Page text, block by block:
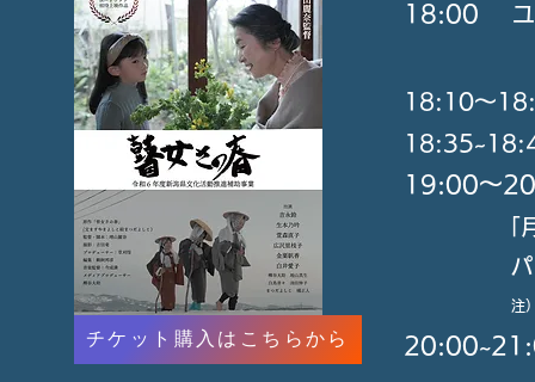
チケット購入はこちらから
18:00
18:10〜
19:00〜
「
パトリッ
注